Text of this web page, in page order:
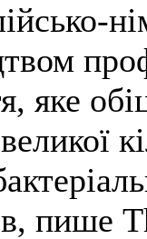
яке
пише